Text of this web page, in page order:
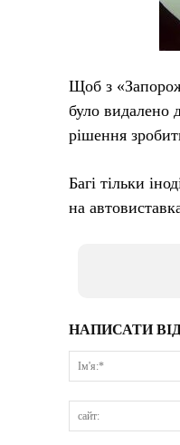
Щоб з
було видалено
рішення
Багі тільки
на
НАПИСАТИ